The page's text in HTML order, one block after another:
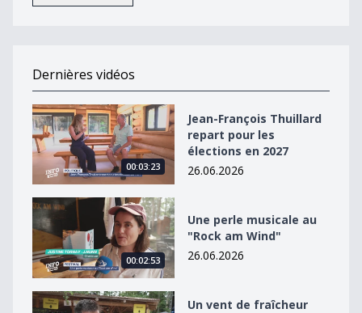
Dernières vidéos
Jean-François Thuillard repart pour les élections en
00:03:23
Jean-François Thuillard
repart pour les
élections en 2027
26.06.2026
Une perle musicale au &quot;Rock am Wind&quot;
00:02:53
Une perle musicale au
"Rock am Wind"
26.06.2026
Un vent de fraîcheur souffle sur le &quot;Rock am
Un vent de fraîcheur